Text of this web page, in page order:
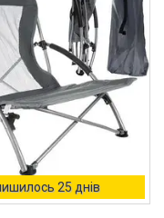
25 днів